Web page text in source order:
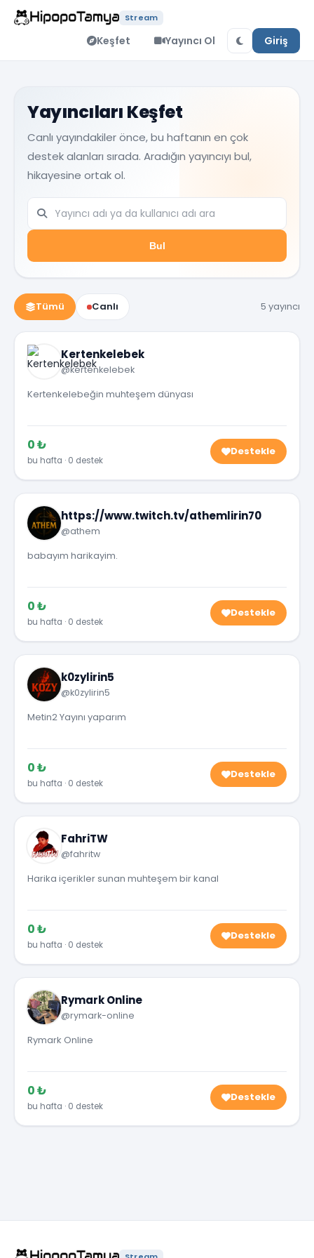
Stream
Keşfet Yayıncı Ol Giriş
Yayıncıları Keşfet
Canlı yayındakiler önce, bu haftanın en çok
destek alanları sırada. Aradığın yayıncıyı bul,
hikayesine ortak ol.
Bul
Tümü Canlı 5 yayıncı
Kertenkelebek
@kertenkelebek
Kertenkelebeğin muhteşem dünyası
0 ₺
bu hafta · 0 destek
Destekle
https://www.twitch.tv/athemlirin70
@athem
babayım harikayim.
0 ₺
bu hafta · 0 destek
Destekle
k0zylirin5
@k0zylirin5
Metin2 Yayını yaparım
0 ₺
bu hafta · 0 destek
Destekle
FahriTW
@fahritw
Harika içerikler sunan muhteşem bir kanal
0 ₺
bu hafta · 0 destek
Destekle
Rymark Online
@rymark-online
Rymark Online
0 ₺
bu hafta · 0 destek
Destekle